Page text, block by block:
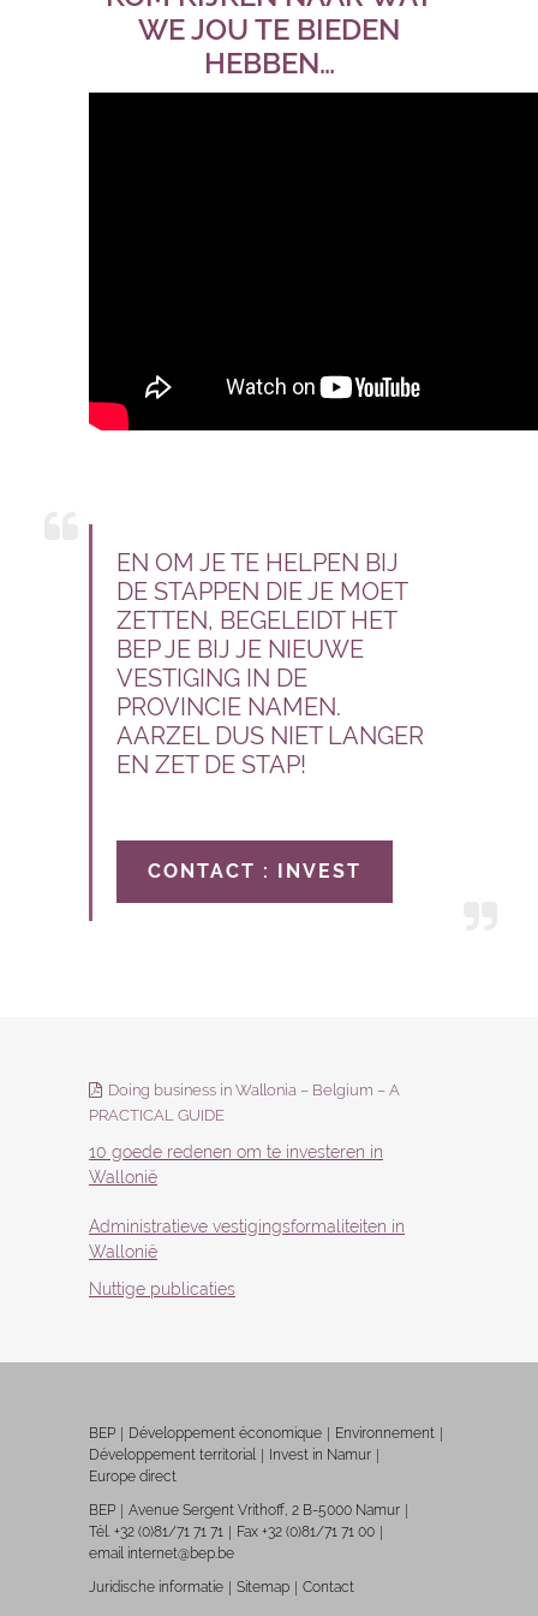
WE JOU TE BIEDEN
HEBBEN…
EN OM JE TE HELPEN BIJ
DE STAPPEN DIE JE MOET
ZETTEN, BEGELEIDT HET
BEP JE BIJ JE NIEUWE
VESTIGING IN DE
PROVINCIE NAMEN.
AARZEL DUS NIET LANGER
EN ZET DE STAP!
CONTACT : INVEST
Doing business in Wallonia – Belgium – A
PRACTICAL GUIDE
10 goede redenen om te investeren in
Wallonië
Administratieve vestigingsformaliteiten in
Wallonië
Nuttige publicaties
BEP Développement économique
Environnement
Développement territorial
Invest in Namur
Europe direct
BEP
Avenue Sergent Vrithoff, 2 B-5000 Namur
Tél. +32 (0)81/71 71 71
Fax +32 (0)81/71 71 00
email internet@bep.be
Juridische informatie
Sitemap Contact